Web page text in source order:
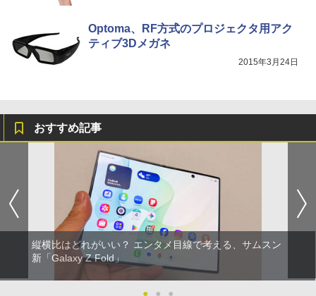
Optoma、RF方式のプロジェクタ用アク
ティブ3Dメガネ
2015年3月24日
おすすめ記事
縦横比はどれがいい？ エンタメ目線で考える、サムスン
新「Galaxy Z Fold」
● ● ●